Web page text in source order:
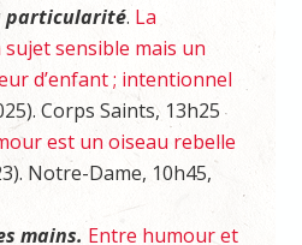
particularité. La
sujet sensible mais un
d’enfant ; intentionnel
Corps Saints, 13h25
est un oiseau rebelle
Notre-Dame, 10h45,
mains. Entre humour et